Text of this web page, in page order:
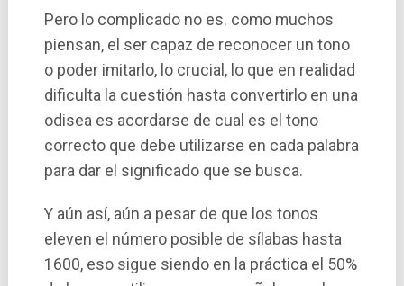
Pero lo complicado no es. como muchos
piensan, el ser capaz de reconocer un tono
o poder imitarlo, lo crucial, lo que en realidad
dificulta la cuestión hasta convertirlo en una
odisea es acordarse de cual es el tono
correcto que debe utilizarse en cada palabra
para dar el significado que se busca.
Y aún así­, aún a pesar de que los tonos
eleven el número posible de sílabas hasta
1600, eso sigue siendo en la práctica el 50%